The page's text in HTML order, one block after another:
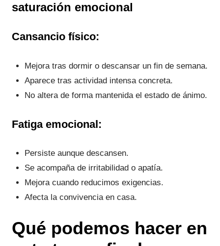
saturación emocional
Cansancio físico:
Mejora tras dormir o descansar un fin de semana.
Aparece tras actividad intensa concreta.
No altera de forma mantenida el estado de ánimo.
Fatiga emocional:
Persiste aunque descansen.
Se acompaña de irritabilidad o apatía.
Mejora cuando reducimos exigencias.
Afecta la convivencia en casa.
Qué podemos hacer en